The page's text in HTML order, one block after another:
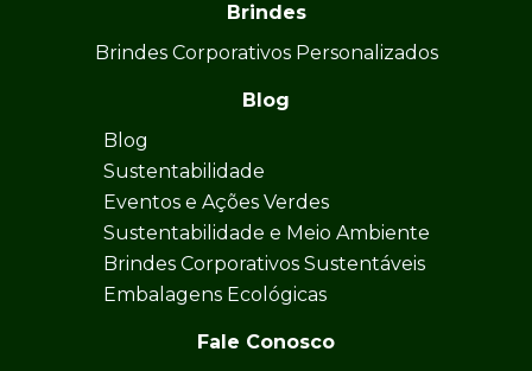
Brindes
Brindes Corporativos Personalizados
Blog
Blog
Sustentabilidade
Eventos e Ações Verdes
Sustentabilidade e Meio Ambiente
Brindes Corporativos Sustentáveis
Embalagens Ecológicas
Fale Conosco